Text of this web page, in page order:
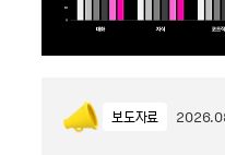
보도자료